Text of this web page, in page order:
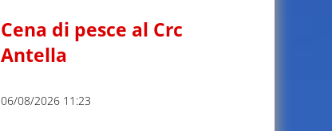
Cena di pesce al Crc
Antella
06/08/2026 11:23